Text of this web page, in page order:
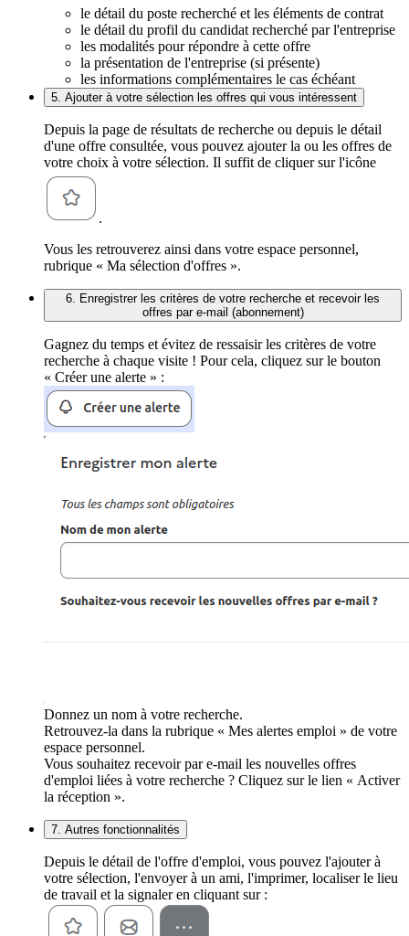
le détail du poste recherché et les éléments de contrat
le détail du profil du candidat recherché par l'entreprise
les modalités pour répondre à cette offre
la présentation de l'entreprise (si présente)
les informations complémentaires le cas échéant
5. Ajouter à votre sélection les offres qui vous intéressent
Depuis la page de résultats de recherche ou depuis le détail
d'une offre consultée, vous pouvez ajouter la ou les offres de
votre choix à votre sélection. Il suffit de cliquer sur l'icône
.
Vous les retrouverez ainsi dans votre espace personnel,
rubrique « Ma sélection d'offres ».
6. Enregistrer les critères de votre recherche et recevoir les
offres par e-mail (abonnement)
Gagnez du temps et évitez de ressaisir les critères de votre
recherche à chaque visite ! Pour cela, cliquez sur le bouton
« Créer une alerte » :
Donnez un nom à votre recherche.
Retrouvez-la dans la rubrique « Mes alertes emploi » de votre
espace personnel.
Vous souhaitez recevoir par e-mail les nouvelles offres
d'emploi liées à votre recherche ? Cliquez sur le lien « Activer
la réception ».
7. Autres fonctionnalités
Depuis le détail de l'offre d'emploi, vous pouvez l'ajouter à
votre sélection, l'envoyer à un ami, l'imprimer, localiser le lieu
de travail et la signaler en cliquant sur :